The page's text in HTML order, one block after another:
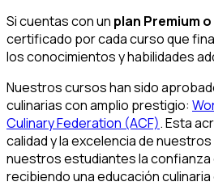
Si cuentas con un plan Premium
certificado por cada curso que
los conocimientos y habilidades
Nuestros cursos han sido
culinarias con amplio prestigio:
Culinary Federation (ACF). Esta
calidad y la excelencia de
nuestros estudiantes la confianza
recibiendo una educación culinaria